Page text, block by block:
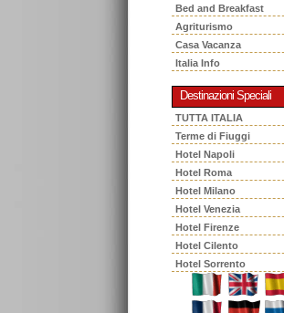
Bed and Breakfast
Agriturismo
Casa Vacanza
Italia Info
Destinazioni Speciali
TUTTA ITALIA
Terme di Fiuggi
Hotel Napoli
Hotel Roma
Hotel Milano
Hotel Venezia
Hotel Firenze
Hotel Cilento
Hotel Sorrento